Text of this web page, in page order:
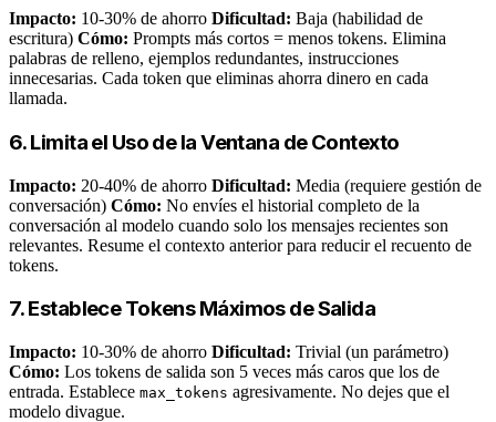
Impacto: 10-30% de ahorro Dificultad: Baja (habilidad de
escritura) Cómo: Prompts más cortos = menos tokens. Elimina
palabras de relleno, ejemplos redundantes, instrucciones
innecesarias. Cada token que eliminas ahorra dinero en cada
llamada.
6. Limita el Uso de la Ventana de Contexto
Impacto: 20-40% de ahorro Dificultad: Media (requiere gestión de
conversación) Cómo: No envíes el historial completo de la
conversación al modelo cuando solo los mensajes recientes son
relevantes. Resume el contexto anterior para reducir el recuento de
tokens.
7. Establece Tokens Máximos de Salida
Impacto: 10-30% de ahorro Dificultad: Trivial (un parámetro)
Cómo: Los tokens de salida son 5 veces más caros que los de
entrada. Establece max_tokens agresivamente. No dejes que el
modelo divague.